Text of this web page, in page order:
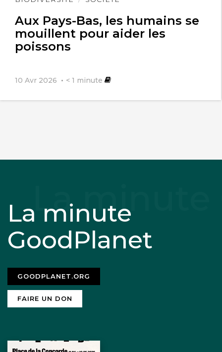
Aux Pays-Bas, les humains se
mouillent pour aider les
poissons
10 Avr 2026 < 1 minute
La minute
GoodPlanet
GOODPLANET.ORG
FAIRE UN DON